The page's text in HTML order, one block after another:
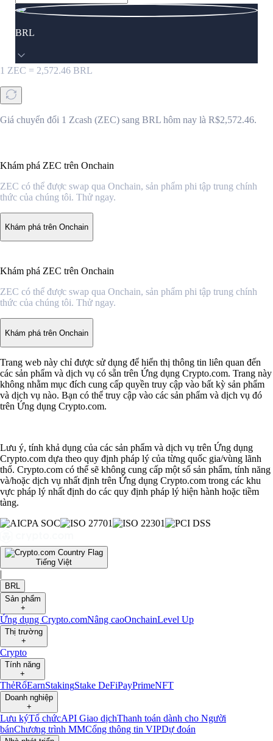
BRL
1 ZEC = 2,572.46 BRL
Giá chuyển đổi 1 Zcash (ZEC) sang BRL hôm nay là R$2,572.46.
Khám phá ZEC trên Onchain
ZEC có thể được swap qua Onchain, sản phẩm phi tập trung chính
thức của chúng tôi. Thử ngay.
Khám phá trên Onchain
Khám phá ZEC trên Onchain
ZEC có thể được swap qua Onchain, sản phẩm phi tập trung chính
thức của chúng tôi. Thử ngay.
Khám phá trên Onchain
Trang web này chỉ được sử dụng để hiển thị thông tin liên quan đến
các sản phẩm và dịch vụ có sẵn trên Ứng dụng Crypto.com. Trang này
không nhằm mục đích cung cấp quyền truy cập vào bất kỳ sản phẩm
và dịch vụ nào. Bạn có thể truy cập vào các sản phẩm và dịch vụ đó
trên Ứng dụng Crypto.com.
Lưu ý, tính khả dụng của các sản phẩm và dịch vụ trên Ứng dụng
Crypto.com dựa theo quy định pháp lý của từng quốc gia/vùng lãnh
thổ. Crypto.com có thể sẽ không cung cấp một số sản phẩm, tính năng
và/hoặc dịch vụ nhất định trên Ứng dụng Crypto.com trong các khu
vực pháp lý nhất định do các quy định pháp lý hiện hành hoặc tiềm
tàng.
Tiếng Việt
|
BRL
Sản phẩm
+
Ứng dụng Crypto.comNâng caoOnchainLevel Up
Thị trường
+
Crypto
Tính năng
+
ThẻRổEarnStakingStake DeFiPayPrimeNFT
Doanh nghiệp
+
Lưu kýTổ chứcAPI Giao dịchThanh toán dành cho Người
bánChương trình MMCổng thông tin VIPDự đoán